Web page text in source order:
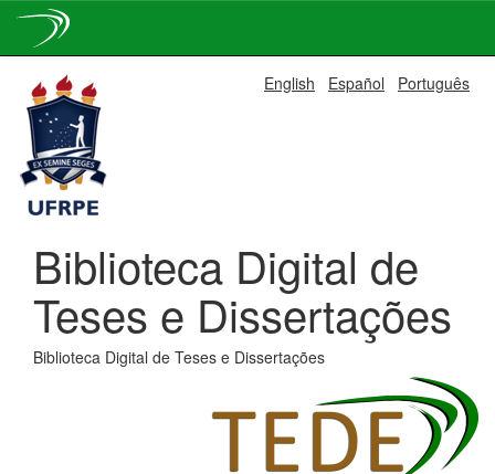
navigation
English Español Português
Biblioteca Digital de
Teses e Dissertações
Biblioteca Digital de Teses e Dissertações